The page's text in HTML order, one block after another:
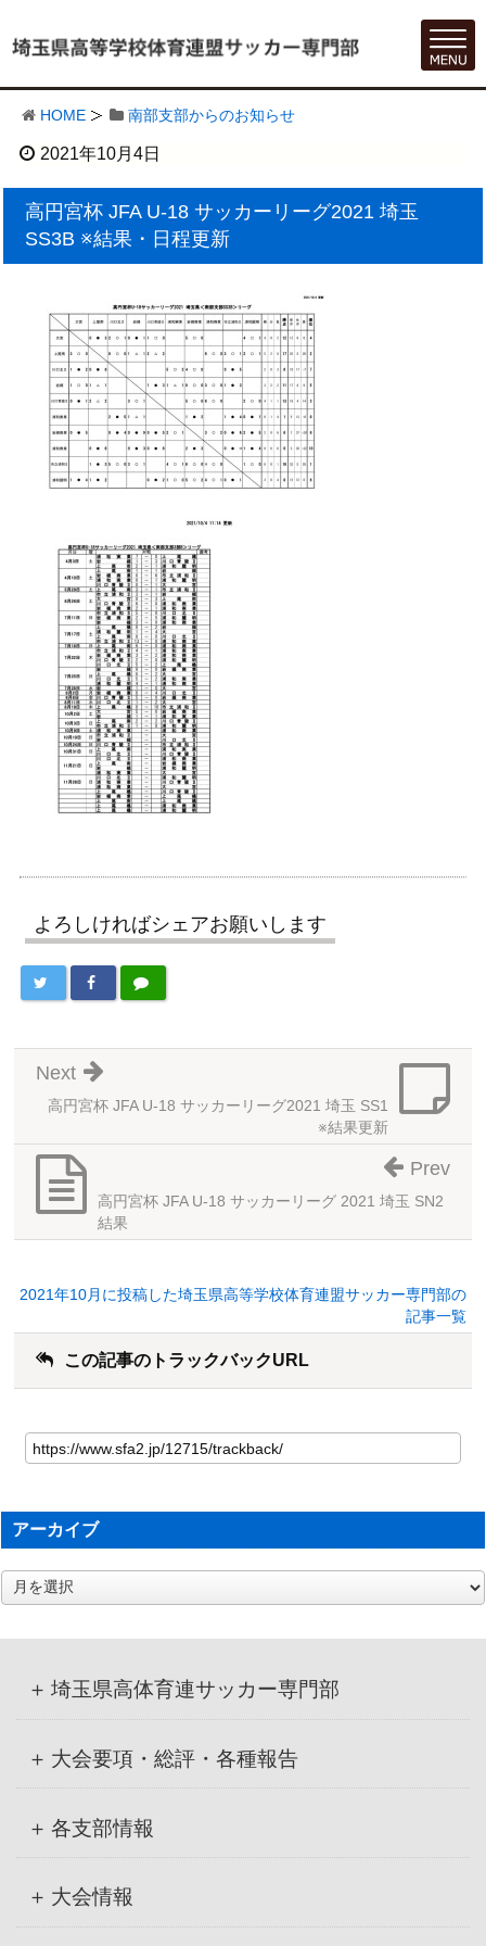
HOME 南部支部からのお知らせ
2021年10月4日
高円宮杯 JFA U-18 サッカーリーグ2021 埼玉
SS3B ※結果・日程更新
よろしければシェアお願いします
高円宮杯 JFA U-18 サッカーリーグ2021 埼玉 SS1
※結果更新
Next
高円宮杯 JFA U-18 サッカーリーグ 2021 埼玉 SN2
結果
Prev
2021年10月に投稿した埼玉県高等学校体育連盟サッカー専門部の
記事一覧
この記事のトラックバックURL
アーカイブ
ア
ー
埼玉県高体育連サッカー専門部
大会要項・総評・各種報告
各支部情報
大会情報